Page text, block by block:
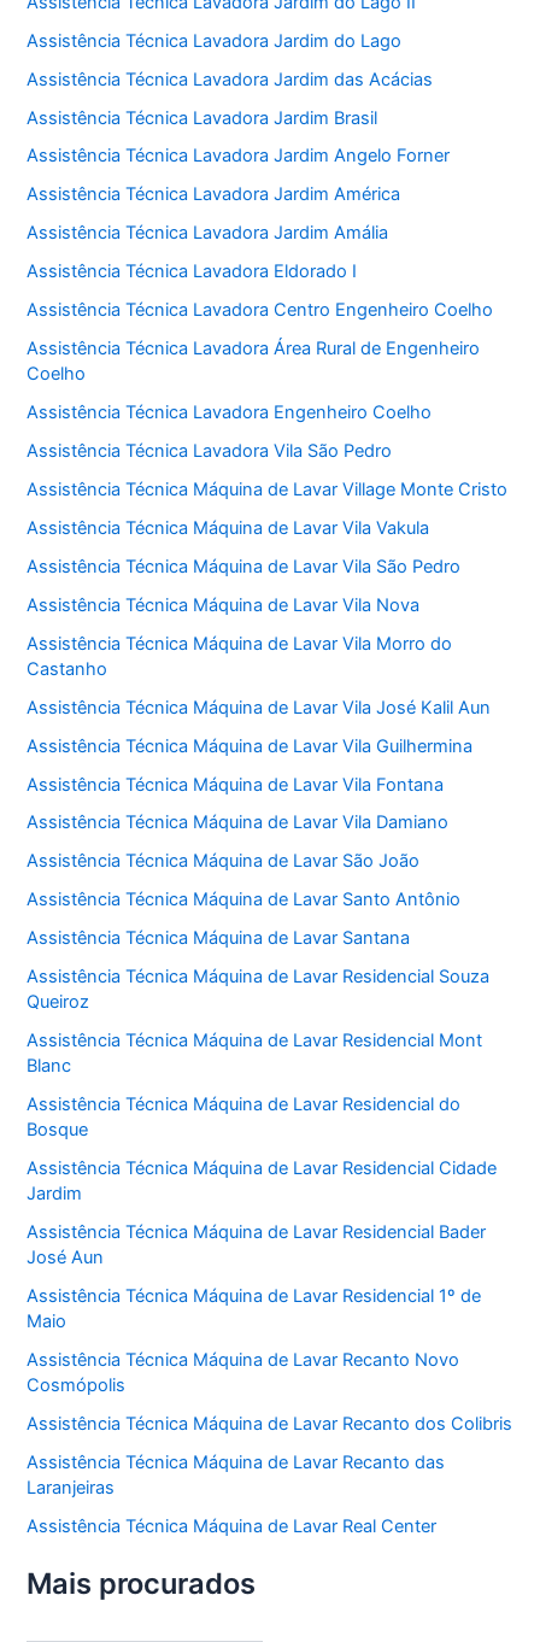
Assistência Técnica Lavadora Jardim do Lago
Assistência Técnica Lavadora Jardim das Acácias
Assistência Técnica Lavadora Jardim Brasil
Assistência Técnica Lavadora Jardim Angelo Forner
Assistência Técnica Lavadora Jardim América
Assistência Técnica Lavadora Jardim Amália
Assistência Técnica Lavadora Eldorado I
Assistência Técnica Lavadora Centro Engenheiro Coelho
Assistência Técnica Lavadora Área Rural de Engenheiro
Coelho
Assistência Técnica Lavadora Engenheiro Coelho
Assistência Técnica Lavadora Vila São Pedro
Assistência Técnica Máquina de Lavar Village Monte Cristo
Assistência Técnica Máquina de Lavar Vila Vakula
Assistência Técnica Máquina de Lavar Vila São Pedro
Assistência Técnica Máquina de Lavar Vila Nova
Assistência Técnica Máquina de Lavar Vila Morro do
Castanho
Assistência Técnica Máquina de Lavar Vila José Kalil Aun
Assistência Técnica Máquina de Lavar Vila Guilhermina
Assistência Técnica Máquina de Lavar Vila Fontana
Assistência Técnica Máquina de Lavar Vila Damiano
Assistência Técnica Máquina de Lavar São João
Assistência Técnica Máquina de Lavar Santo Antônio
Assistência Técnica Máquina de Lavar Santana
Assistência Técnica Máquina de Lavar Residencial Souza
Queiroz
Assistência Técnica Máquina de Lavar Residencial Mont
Blanc
Assistência Técnica Máquina de Lavar Residencial do
Bosque
Assistência Técnica Máquina de Lavar Residencial Cidade
Jardim
Assistência Técnica Máquina de Lavar Residencial Bader
José Aun
Assistência Técnica Máquina de Lavar Residencial 1º de
Maio
Assistência Técnica Máquina de Lavar Recanto Novo
Cosmópolis
Assistência Técnica Máquina de Lavar Recanto dos Colibris
Assistência Técnica Máquina de Lavar Recanto das
Laranjeiras
Assistência Técnica Máquina de Lavar Real Center
Mais procurados